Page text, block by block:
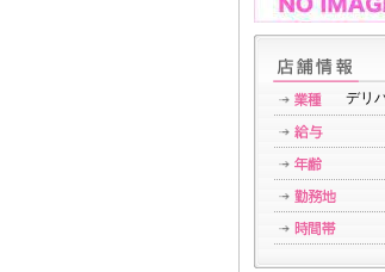
デリ